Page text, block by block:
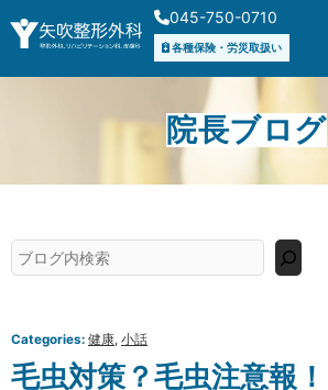
容
ス
045-750-0710
各種保険・労災取扱い
院長ブログ
検
索
Categories: 健康, 小話
毛虫対策？毛虫注意報！